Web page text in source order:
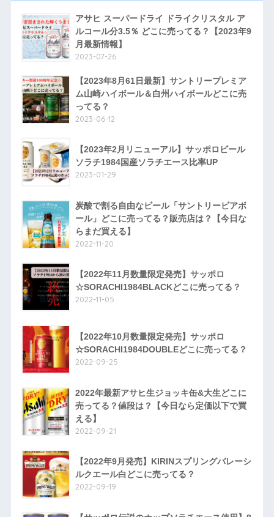
アサヒ スーパードライ ドライクリスタル ア
ルコール分3.5％ どこに売ってる？【2023年9
月最新情報】
2023-07-26
【2023年8月61日最新】サントリープレミア
ム山崎ハイボール＆白州ハイボールどこに売
ってる？
2023-06-12
【2023年2月リニューアル】サッポロビール
ソラチ1984国産ソラチエース比率UP
2023-01-29
炭酸で割る自由なビール「サントリービアボ
ール」どこに売ってる？販売店は？【今日な
らまだ買える】
2022-11-20
【2022年11月数量限定発売】サッポロ
☆SORACHI1984BLACKどこに売ってる？
2022-11-05
【2022年10月数量限定発売】サッポロ
☆SORACHI1984DOUBLEどこに売ってる？
2022-09-25
2022年最新アサヒ生ジョッキ缶&大生どこに
売ってる？値段は？【今日なら定価以下で買
える】
2022-09-21
【2022年9月発売】KIRINスプリングバレーシ
ルクエール白どこに売ってる？
2022-09-19